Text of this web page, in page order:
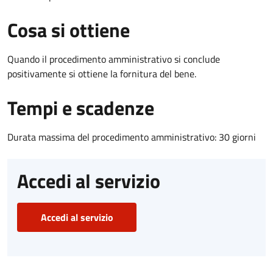
Cosa si ottiene
Quando il procedimento amministrativo si conclude
positivamente si ottiene la fornitura del bene.
Tempi e scadenze
Durata massima del procedimento amministrativo: 30 giorni
Accedi al servizio
Accedi al servizio